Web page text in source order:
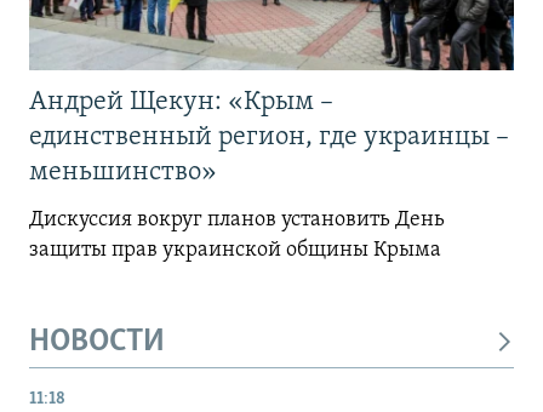
Андрей Щекун: «Крым –
единственный регион, где украинцы –
меньшинство»
Дискуссия вокруг планов установить День
защиты прав украинской общины Крыма
НОВОСТИ
11:18